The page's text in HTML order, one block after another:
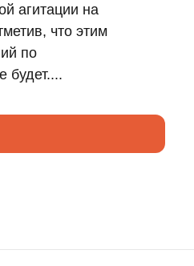
агитации на
что этим
по
будет....